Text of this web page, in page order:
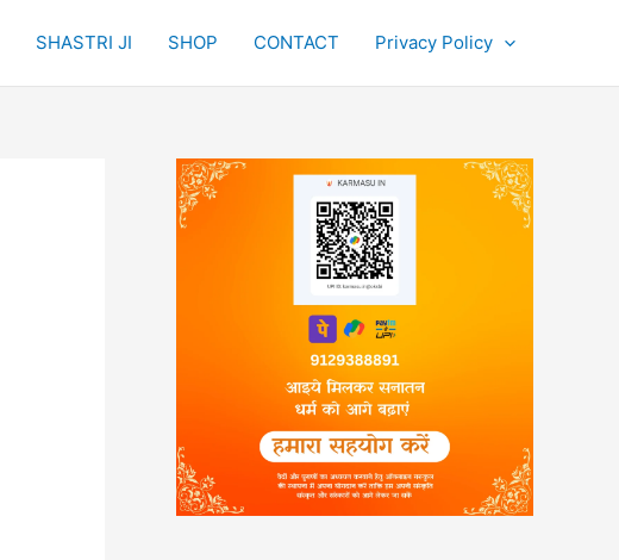
SHASTRI JI SHOP CONTACT Privacy Policy